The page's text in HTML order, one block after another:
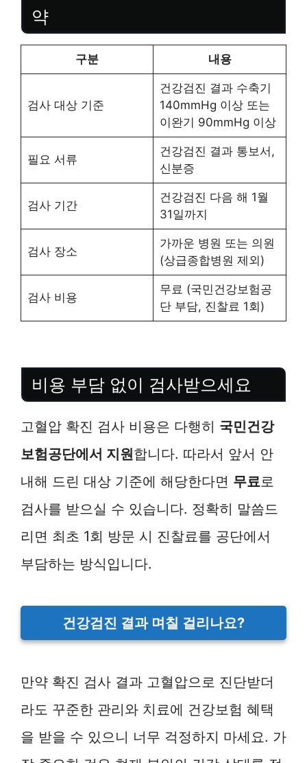
약
구분 내용
검사 대상 기준
건강검진 결과 수축기
140mmHg 이상 또는
이완기 90mmHg 이상
필요 서류
건강검진 결과 통보서,
신분증
검사 기간
건강검진 다음 해 1월
31일까지
검사 장소
가까운 병원 또는 의원
(상급종합병원 제외)
검사 비용
무료 (국민건강보험공
단 부담, 진찰료 1회)
비용 부담 없이 검사받으세요
고혈압 확진 검사 비용은 다행히 국민건강
보험공단에서 지원합니다. 따라서 앞서 안
내해 드린 대상 기준에 해당한다면 무료로
검사를 받으실 수 있습니다. 정확히 말씀드
리면 최초 1회 방문 시 진찰료를 공단에서
부담하는 방식입니다.
건강검진 결과 며칠 걸리나요?
만약 확진 검사 결과 고혈압으로 진단받더
라도 꾸준한 관리와 치료에 건강보험 혜택
을 받을 수 있으니 너무 걱정하지 마세요. 가